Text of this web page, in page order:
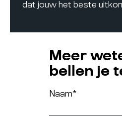
dat jouw het beste
Meer
bellen je
Naam*